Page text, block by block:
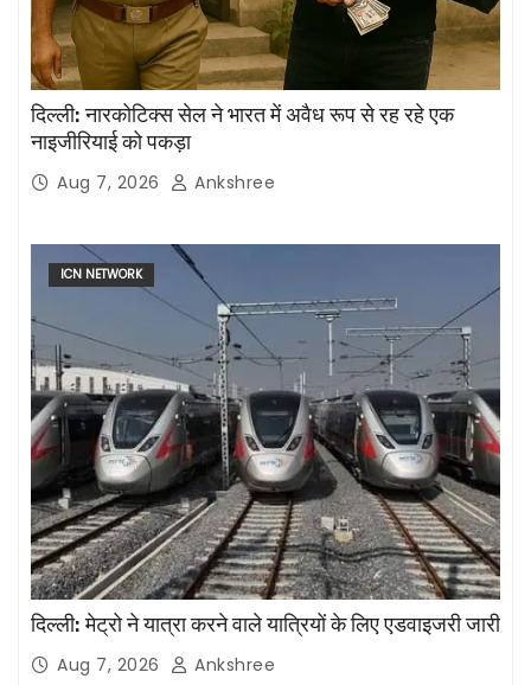
दिल्ली: नारकोटिक्स सेल ने भारत में अवैध रूप से रह रहे एक
नाइजीरियाई को पकड़ा
Aug 7, 2026 Ankshree
ICN NETWORK
दिल्ली: मेट्रो ने यात्रा करने वाले यात्रियों के लिए एडवाइजरी जारी
Aug 7, 2026 Ankshree